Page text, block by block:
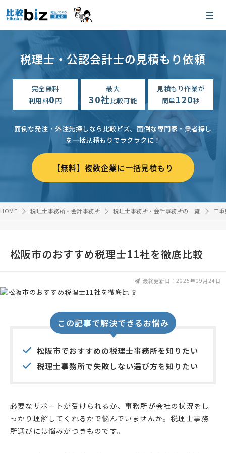
税理士・公認会計士の見積もり依頼
完全無料
利用料0円
最大
30社比較可能
見積もり作業が
簡単120秒
面倒な発注・外注先探しなら比較ビズ。面倒な専門家・業者探し
を一括見積もりでラクラクに！
【無料】複数企業に一括見積もり
HOME 税理士事務所・会計事務所 税理士事務所・会計事務所の一覧 三
松阪市のおすすめ税理士11社を徹底比較
最終更新日：2025年09月24日
この記事で解決できるお悩み
松阪市でおすすめの税理士事務所を知りたい
税理士事務所で失敗しない選び方を知りたい
必要なサポートが受けられるか、事務所が会社の状況をし
っかり理解してくれるかで悩んでいませんか。税理士事務
所選びには悩みがつきものです。